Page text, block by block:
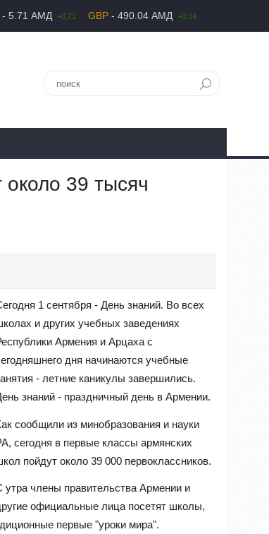
- 5.71 АМД +0,71 GBP - 490.04 АМД +0,04
39 тысяч
1 сентября - День знаний. Во всех
и других учебных заведениях
Армения и Арцаха с
дня начинаются учебные
- летние каникулы завершились.
знаний - праздничный день в Армении.
сообщили из минобразования и науки
сегодня в первые классы армянских
пойдут около 39 000 первоклассников.
утра члены правительства Армении и
официальные лица посетят школы,
первые "уроки мира".